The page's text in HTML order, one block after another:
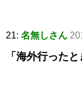
21: 名無しさん
「海外行った